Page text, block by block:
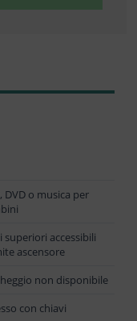
DVD o musica per
superiori accessibili
ascensore
non disponibile
con chiavi